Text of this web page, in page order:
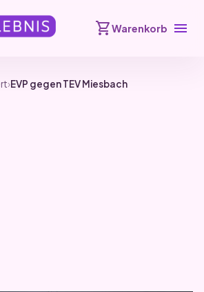
shopping_cartWarenkorb menu
›EVP gegen TEV Miesbach